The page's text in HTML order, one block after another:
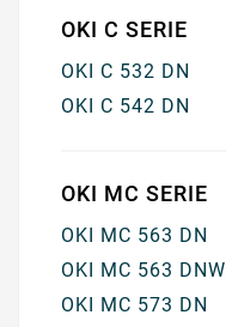
OKI C SERIE
OKI C 532 DN
OKI C 542 DN
OKI MC SERIE
OKI MC 563 DN
OKI MC 563 DNW
OKI MC 573 DN